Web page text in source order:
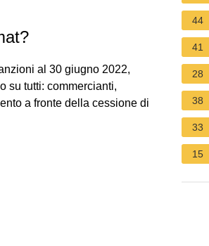
al 30 giugno 2022,
su tutti: commercianti,
a fronte della cessione di
44
41
28
38
33
15